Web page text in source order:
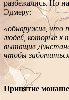
разбежались. Но
Эдмеру:
«обнаружив, что
людей, которые к
вытащив Дунстана
чтобы
Принятие